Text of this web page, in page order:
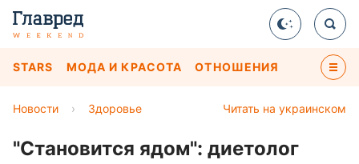
STARS МОДА И КРАСОТА ОТНОШЕНИЯ
Читать на украинском
Новости › Здоровье
"Становится ядом": диетолог